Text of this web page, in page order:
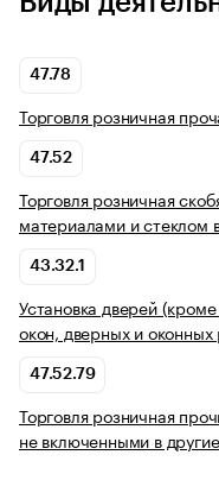
47.78
Торговля розничная
47.52
Торговля розничная
материалами и стеклом
43.32.1
Установка дверей
окон, дверных и
47.52.79
Торговля розничная
не включенными в